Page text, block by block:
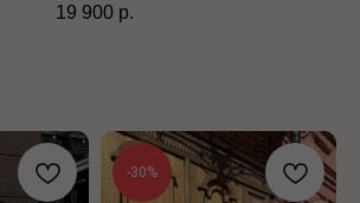
19 900 р.
-30%